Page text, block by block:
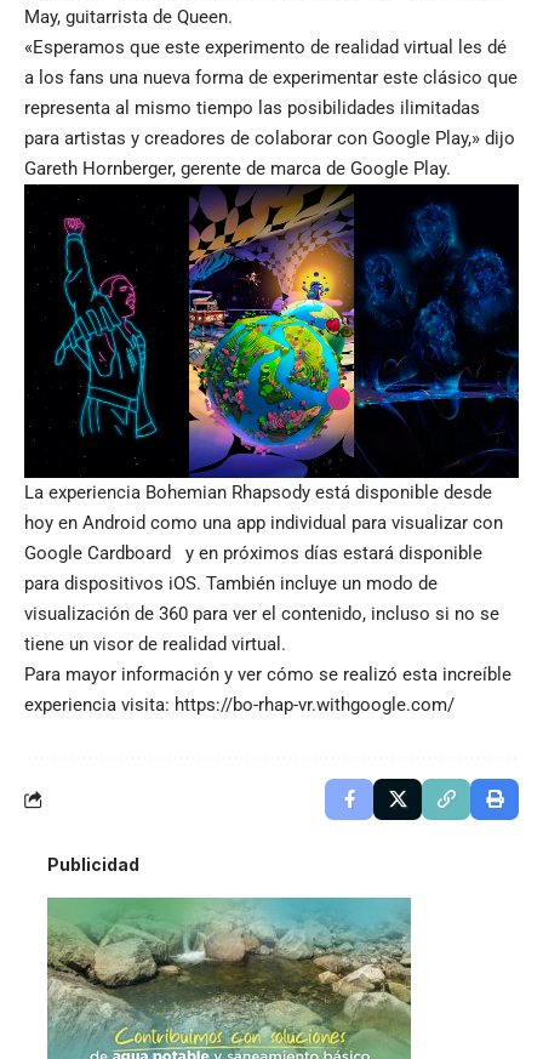
May, guitarrista de Queen.
«Esperamos que este experimento de realidad virtual les dé
a los fans una nueva forma de experimentar este clásico que
representa al mismo tiempo las posibilidades ilimitadas
para artistas y creadores de colaborar con Google Play,» dijo
Gareth Hornberger, gerente de marca de Google Play.
La experiencia Bohemian Rhapsody está disponible desde
hoy en Android como una app individual para visualizar con
Google Cardboard
y en próximos días estará disponible
para dispositivos iOS. También incluye un modo de
visualización de 360 para ver el contenido, incluso si no se
tiene un visor de realidad virtual.
Para mayor información y ver cómo se realizó esta increíble
experiencia visita: https://bo-rhap-vr.withgoogle.com/
Publicidad